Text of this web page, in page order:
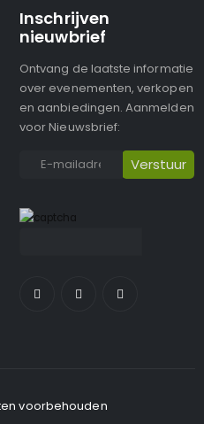
Inschrijven
nieuwbrief
Ontvang de laatste informatie
over evenementen, verkopen
en aanbiedingen. Aanmelden
voor Nieuwsbrief:
voorbehouden